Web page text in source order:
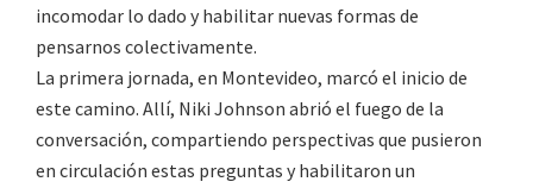
incomodar lo dado y habilitar nuevas formas de
pensarnos colectivamente.
La primera jornada, en Montevideo, marcó el inicio de
este camino. Allí, Niki Johnson abrió el fuego de la
conversación, compartiendo perspectivas que pusieron
en circulación estas preguntas y habilitaron un